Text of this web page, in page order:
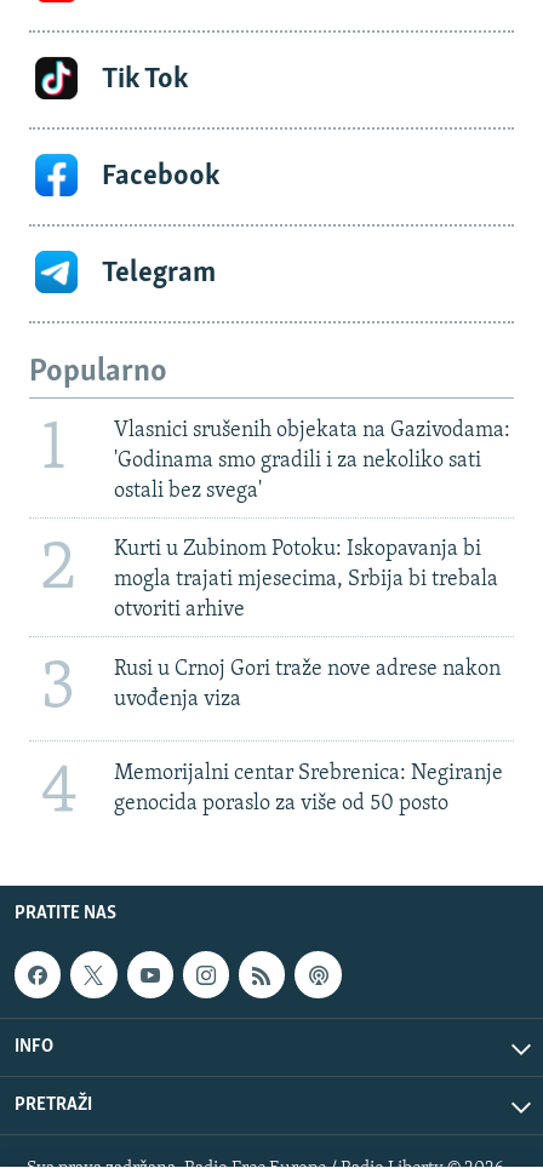
Tik Tok
Facebook
Telegram
Popularno
1
Vlasnici srušenih objekata na Gazivodama:
'Godinama smo gradili i za nekoliko sati
ostali bez svega'
2
Kurti u Zubinom Potoku: Iskopavanja bi
mogla trajati mjesecima, Srbija bi trebala
otvoriti arhive
3
Rusi u Crnoj Gori traže nove adrese nakon
uvođenja viza
4
Memorijalni centar Srebrenica: Negiranje
genocida poraslo za više od 50 posto
PRATITE NAS
INFO
PRETRAŽI